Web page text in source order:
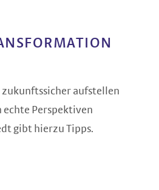
aufstellen
echte Perspektiven
gibt hierzu Tipps.